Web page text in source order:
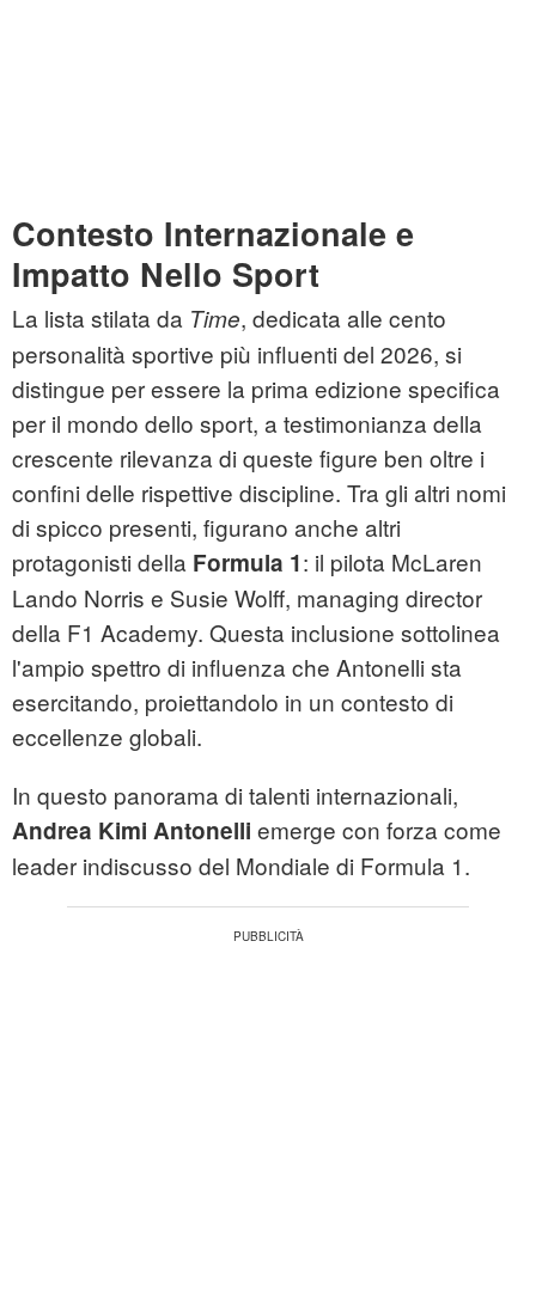
Contesto Internazionale e
Impatto Nello Sport
La lista stilata da Time, dedicata alle cento
personalità sportive più influenti del 2026, si
distingue per essere la prima edizione specifica
per il mondo dello sport, a testimonianza della
crescente rilevanza di queste figure ben oltre i
confini delle rispettive discipline. Tra gli altri nomi
di spicco presenti, figurano anche altri
protagonisti della Formula 1: il pilota McLaren
Lando Norris e Susie Wolff, managing director
della F1 Academy. Questa inclusione sottolinea
l'ampio spettro di influenza che Antonelli sta
esercitando, proiettandolo in un contesto di
eccellenze globali.
In questo panorama di talenti internazionali,
Andrea Kimi Antonelli emerge con forza come
leader indiscusso del Mondiale di Formula 1.